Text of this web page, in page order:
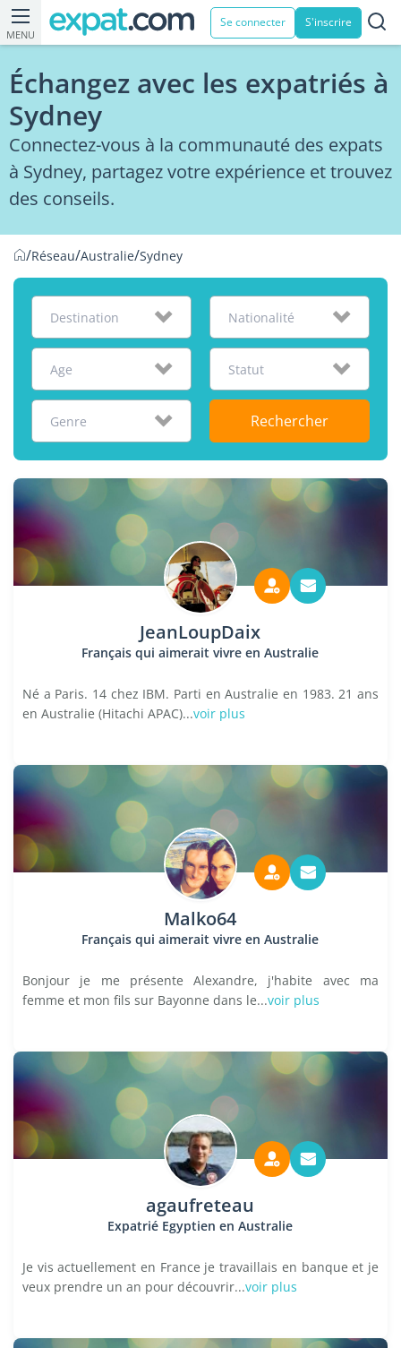
MENU
Se connecter S'inscrire
Échangez avec les expatriés à
Sydney
Connectez-vous à la communauté des expats
à Sydney, partagez votre expérience et trouvez
des conseils.
/Réseau/Australie/Sydney
Destination Nationalité
Age Statut
Genre Rechercher
JeanLoupDaix
Français qui aimerait vivre en Australie
Né a Paris. 14 chez IBM. Parti en Australie en 1983. 21 ans
en Australie (Hitachi APAC)...voir plus
Malko64
Français qui aimerait vivre en Australie
Bonjour je me présente Alexandre, j'habite avec ma
femme et mon fils sur Bayonne dans le...voir plus
agaufreteau
Expatrié Egyptien en Australie
Je vis actuellement en France je travaillais en banque et je
veux prendre un an pour découvrir...voir plus